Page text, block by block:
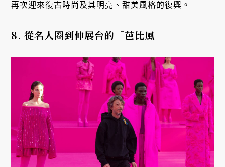
再次迎來復古時尚及其明亮、甜美風格的復興。
8. 從名人圈到伸展台的「芭比風」